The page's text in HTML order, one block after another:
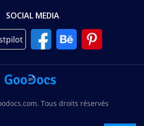
SOCIAL MEDIA
Tous droits réservés